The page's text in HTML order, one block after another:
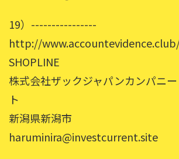
19）----------------
http://
SHOPLINE
株式会社ザックジャパンカンパニ
ト
新潟県新潟市
haruminira@investcurrent.site